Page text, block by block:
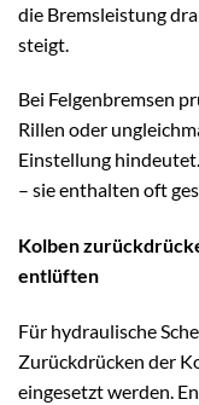
die Bremsleistung
steigt.
Bei Felgenbremsen
Rillen oder
Einstellung
– sie enthalten oft
Kolben
entlüften
Für hydraulische
Zurückdrücken der
eingesetzt werden.